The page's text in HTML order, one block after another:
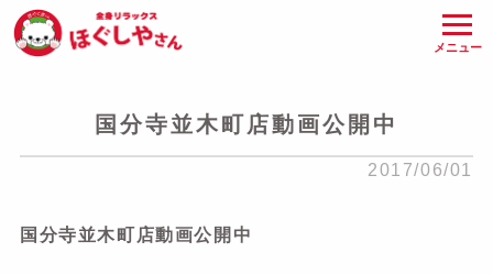
メニュー
国分寺並木町店動画公開中
2017/06/01
国分寺並木町店動画公開中